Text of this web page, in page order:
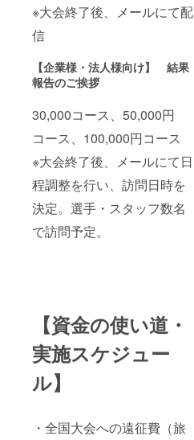
※大会終了後、メールにて配
信
【企業様・法人様向け】 結果
報告のご挨拶
30,000コース、50,000円
コース、100,000円コース
※大会終了後、メールにて日
程調整を行い、訪問日時を
決定。選手・スタッフ数名
で訪問予定。
【資金の使い道・
実施スケジュー
ル】
・全国大会への遠征費（旅